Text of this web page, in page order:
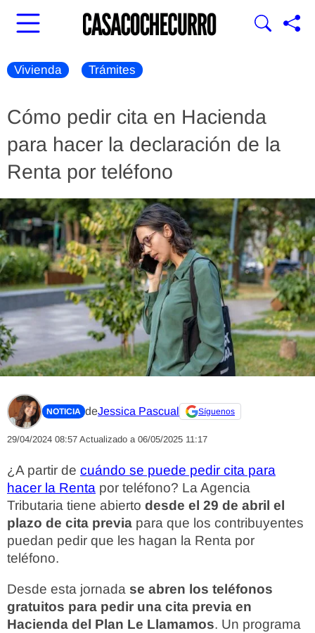
Vivienda Trámites
Cómo pedir cita en Hacienda
para hacer la declaración de la
Renta por teléfono
NOTICIA deJessica Pascual Síguenos
29/04/2024 08:57 Actualizado a 06/05/2025 11:17
¿A partir de cuándo se puede pedir cita para
hacer la Renta por teléfono? La Agencia
Tributaria tiene abierto desde el 29 de abril el
plazo de cita previa para que los contribuyentes
puedan pedir que les hagan la Renta por
teléfono.
Desde esta jornada se abren los teléfonos
gratuitos para pedir una cita previa en
Hacienda del Plan Le Llamamos. Un programa